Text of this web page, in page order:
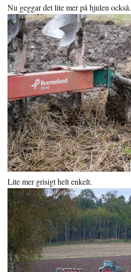
Nu geggar det lite mer på hjulen också.
Lite mer grisigt helt enkelt.